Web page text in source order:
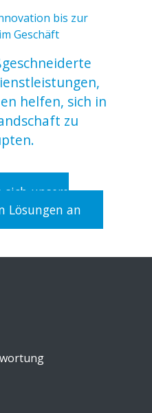
bis zur
Geschäft
helfen, sich in
zu
sich unsere
Lösungen an